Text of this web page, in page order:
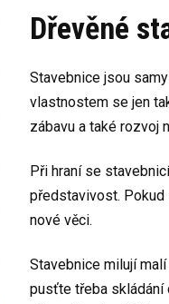
Dřevěné
Stavebnice jsou
vlastnostem se jen
zábavu a také rozvoj
Při hraní se
představivost. Pokud
nové věci.
Stavebnice milují
pusťte třeba skládání